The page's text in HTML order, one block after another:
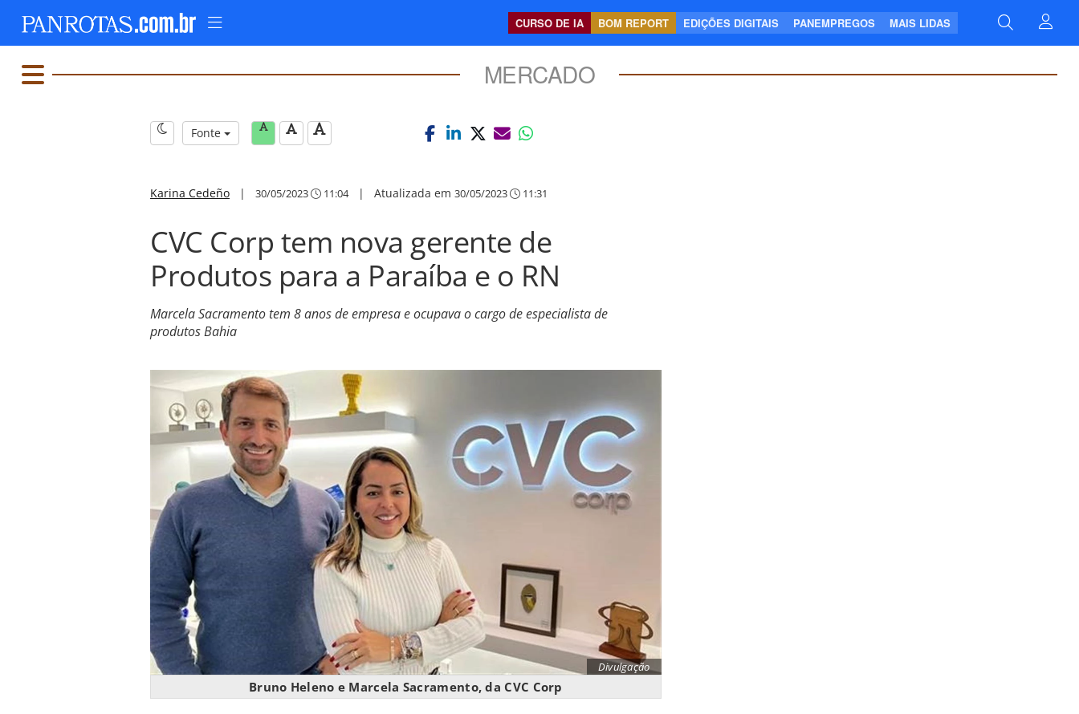
CURSO DE IA BOM REPORT EDIÇÕES DIGITAIS PANEMPREGOS MAIS LIDAS
MERCADO
Fonte
Karina Cedeño | 30/05/2023 11:04 | Atualizada em 30/05/2023 11:31
CVC Corp tem nova gerente de
Produtos para a Paraíba e o RN
Marcela Sacramento tem 8 anos de empresa e ocupava o cargo de especialista de
produtos Bahia
Divulgação
Bruno Heleno e Marcela Sacramento, da CVC Corp